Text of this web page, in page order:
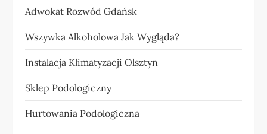
Adwokat Rozwód Gdańsk
Wszywka Alkoholowa Jak Wygląda?
Instalacja Klimatyzacji Olsztyn
Sklep Podologiczny
Hurtowania Podologiczna